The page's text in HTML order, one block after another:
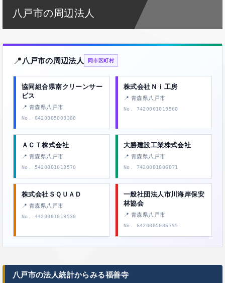
八戸市の周辺法人
📍 八戸市の周辺法人 同市区町村
協同組合県南クリーンサー
ビス
📍 青森県八戸市
No. 6420005003388
株式会社Ｎｉ工房
📍 青森県八戸市
No. 7420001019560
ＡＣＴ株式会社
📍 青森県八戸市
No. 5420001019570
大勝建設工業株式会社
📍 青森県八戸市
No. 7420001006071
株式会社ＳＱＵＡＤ
📍 青森県八戸市
No. 4420001019530
一般社団法人市川海岸保安
林協会
📍 青森県八戸市
No. 6420005006795
八戸市の法人統計からみる福善寺